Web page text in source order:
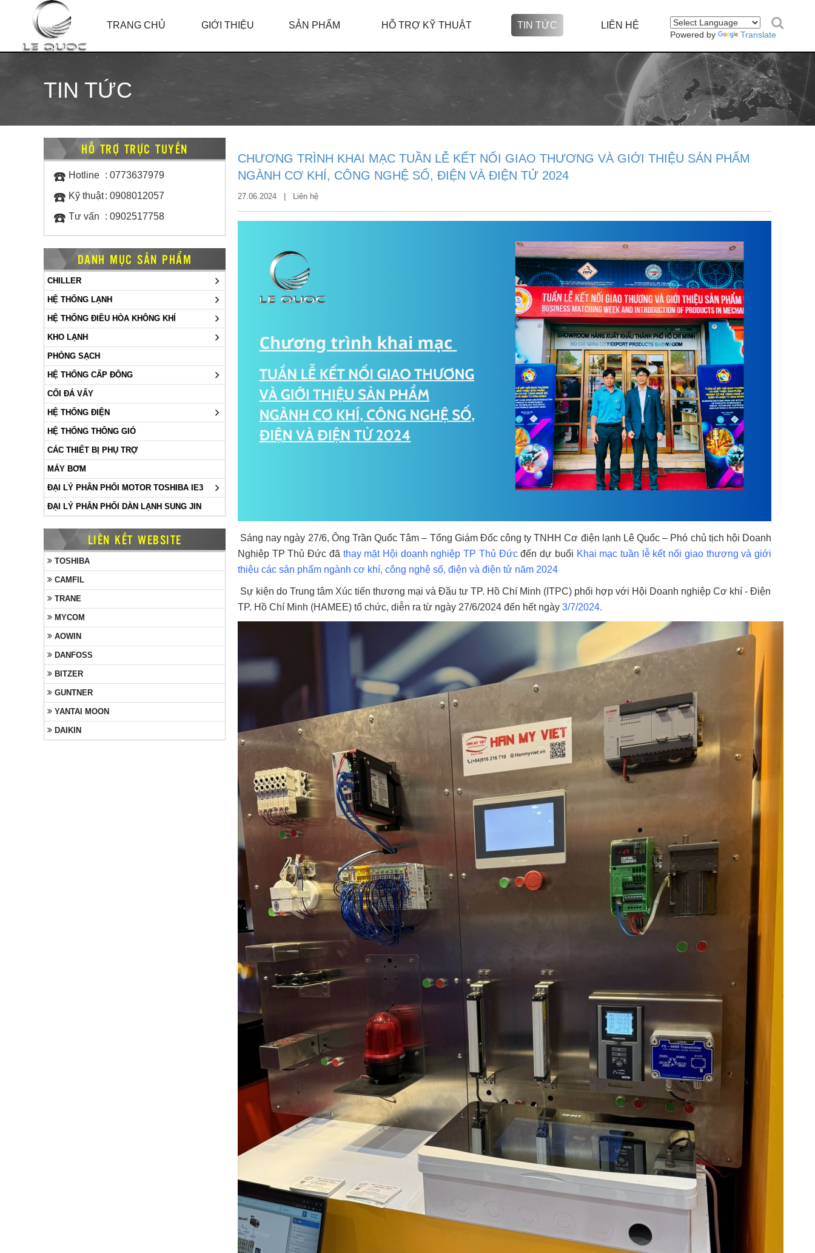
TRANG CHỦ GIỚI THIỆU SẢN PHẨM HỖ TRỢ KỸ THUẬT TIN TỨC LIÊN HỆ
Powered by Translate
TIN TỨC
HỖ TRỢ TRỰC TUYẾN
☎️ Hotline : 0773637979
☎️ Kỹ thuật: 0908012057
☎️ Tư vấn : 0902517758
DANH MỤC SẢN PHẨM
CHILLER
HỆ THỐNG LẠNH
HỆ THỐNG ĐIỀU HÒA KHÔNG KHÍ
KHO LẠNH
PHÒNG SẠCH
HỆ THỐNG CẤP ĐÔNG
CỐI ĐÁ VẨY
HỆ THỐNG ĐIỆN
HỆ THỐNG THÔNG GIÓ
CÁC THIẾT BỊ PHỤ TRỢ
MÁY BƠM
ĐẠI LÝ PHÂN PHỐI MOTOR TOSHIBA IE3
ĐẠI LÝ PHÂN PHỐI DÀN LẠNH SUNG JIN
LIÊN KẾT WEBSITE
TOSHIBA
CAMFIL
TRANE
MYCOM
AOWIN
DANFOSS
BITZER
GUNTNER
YANTAI MOON
DAIKIN
CHƯƠNG TRÌNH KHAI MẠC TUẦN LỄ KẾT NỐI GIAO THƯƠNG VÀ GIỚI THIỆU SẢN PHẨM
NGÀNH CƠ KHÍ, CÔNG NGHỆ SỐ, ĐIỆN VÀ ĐIỆN TỬ 2024
27.06.2024 | Liên hệ
Sáng nay ngày 27/6, Ông Trần Quốc Tâm – Tổng Giám Đốc công ty TNHH Cơ điện lạnh Lê Quốc – Phó chủ tịch hội Doanh
Nghiệp TP Thủ Đức đã thay mặt Hội doanh nghiệp TP Thủ Đứcđến dự buổi Khai mạc tuần lễ kết nối giao thương và giới
thiệu các sản phẩm ngành cơ khí, công nghệ số, điện và điện tử năm 2024
Sự kiện do Trung tâm Xúc tiến thương mại và Đầu tư TP. Hồ Chí Minh (ITPC) phối hợp với Hội Doanh nghiệp Cơ khí - Điện
TP. Hồ Chí Minh (HAMEE) tổ chức, diễn ra từ ngày 27/6/2024 đến hết ngày 3/7/2024.